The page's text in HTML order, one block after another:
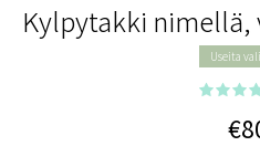
Kylpytakki nimellä,
Useita